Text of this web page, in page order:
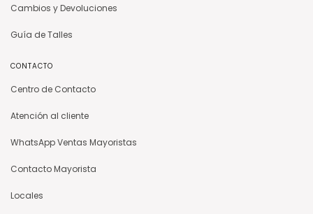
Cambios y Devoluciones
Guía de Talles
CONTACTO
Centro de Contacto
Atención al cliente
WhatsApp Ventas Mayoristas
Contacto Mayorista
Locales